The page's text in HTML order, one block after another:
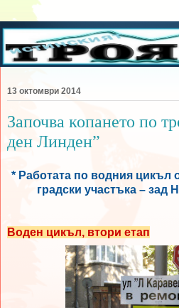
13 октомври 2014
Започва копането по
ден Линден”
* Работата по водния цикъл
градски участъка – зад
Воден цикъл, втори етап